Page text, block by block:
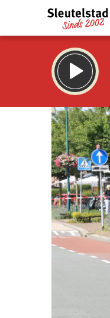
Inklappen